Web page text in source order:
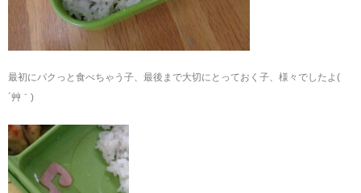
最初にパクっと食べちゃう子、最後まで大切にとっておく子、様々でしたよ(
´艸｀)